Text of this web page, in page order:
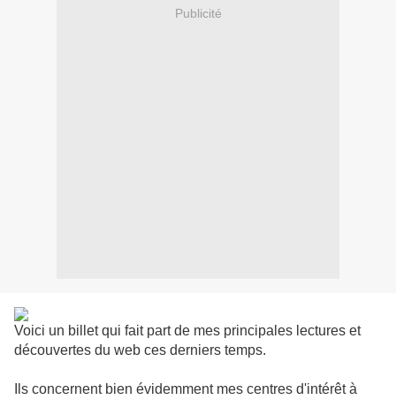
Publicité
Voici un billet qui fait part de mes principales lectures et
découvertes du web ces derniers temps.
Ils concernent bien évidemment mes centres d'intérêt à